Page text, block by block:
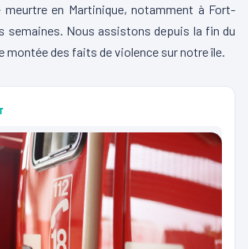
meurtre en Martinique, notamment à Fort-
semaines. Nous assistons depuis la fin du
montée des faits de violence sur notre île.